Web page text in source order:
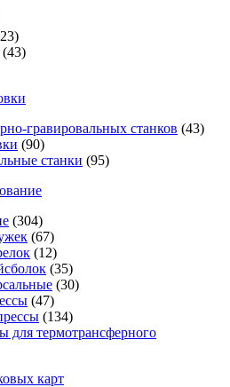
(43)
гравировальных станков (43)
(90)
станки (95)
(304)
(67)
(12)
(35)
(30)
(47)
(134)
для термотрансферного
карт